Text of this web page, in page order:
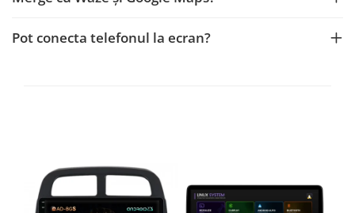
Navigații auto universale
Pot conecta telefonul la ecran?